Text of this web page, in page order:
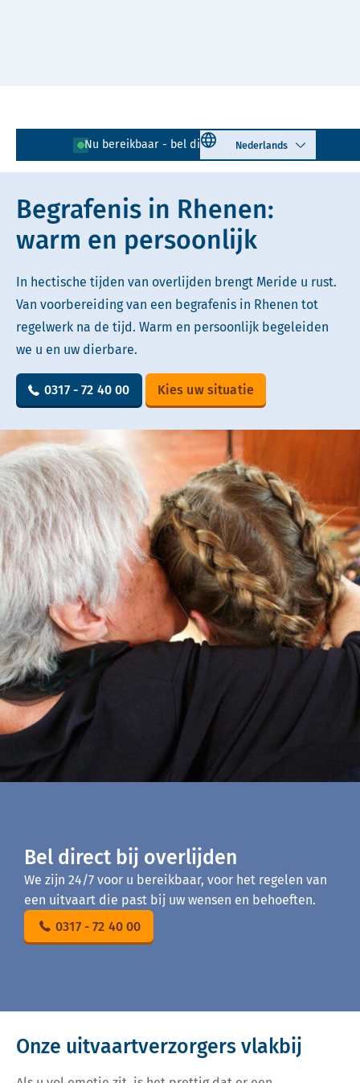
Nu bereikbaar - bel direct! 0317 - 72 40 00
Select language
Lees voor Uitleg woorden
Simpele tekst
Begrafenis in Rhenen:
warm en persoonlijk
In hectische tijden van overlijden brengt Meride u rust.
Van voorbereiding van een begrafenis in Rhenen tot
regelwerk na de tijd. Warm en persoonlijk begeleiden
we u en uw dierbare.
0317 - 72 40 00 Kies uw situatie
Bel direct bij overlijden
We zijn 24/7 voor u bereikbaar, voor het regelen van
een uitvaart die past bij uw wensen en behoeften.
0317 - 72 40 00
Onze uitvaartverzorgers vlakbij